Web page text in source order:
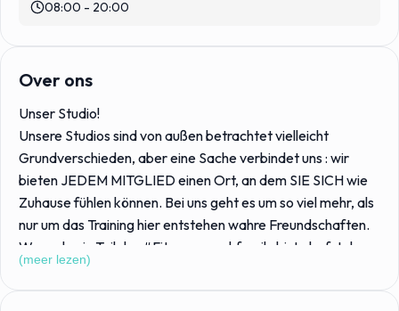
08:00 - 20:00
Over ons
Unser Studio!
Unsere Studios sind von außen betrachtet vielleicht
Grundverschieden, aber eine Sache verbindet uns : wir
bieten JEDEM MITGLIED einen Ort, an dem SIE SICH wie
Zuhause fühlen können. Bei uns geht es um so viel mehr, als
nur um das Training hier entstehen wahre Freundschaften.
Wenn du ein Teil der #Fitnessrauschfamily bist, darfst du
dich auf ein familiäres Studio einstellen, bei dem du von
(meer lezen)